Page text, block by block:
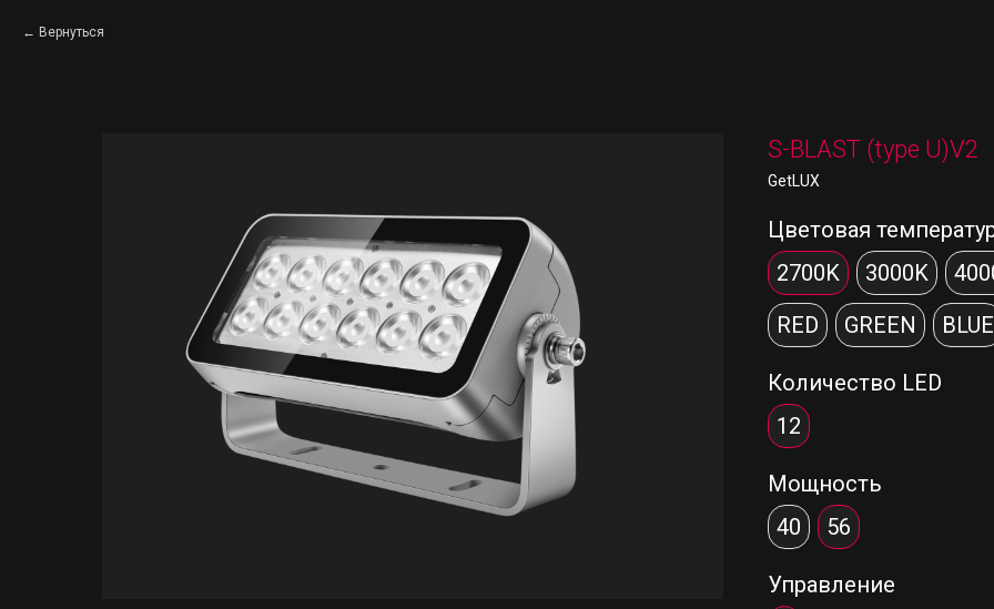
Вернуться
S-BLAST (type U)V2
GetLUX
Цветовая
2700K
3000K
RED
GREEN BLUE
Количество LED
12
Мощность
40
56
Управление